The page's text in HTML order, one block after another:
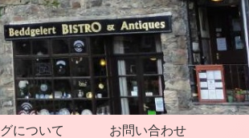
について お問い合わせ